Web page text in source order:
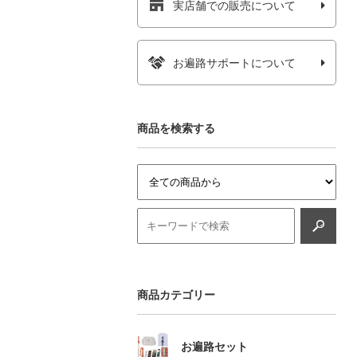
実店舗での販売について
お遍路サポートについて
商品を検索する
商品カテゴリー
お遍路セット